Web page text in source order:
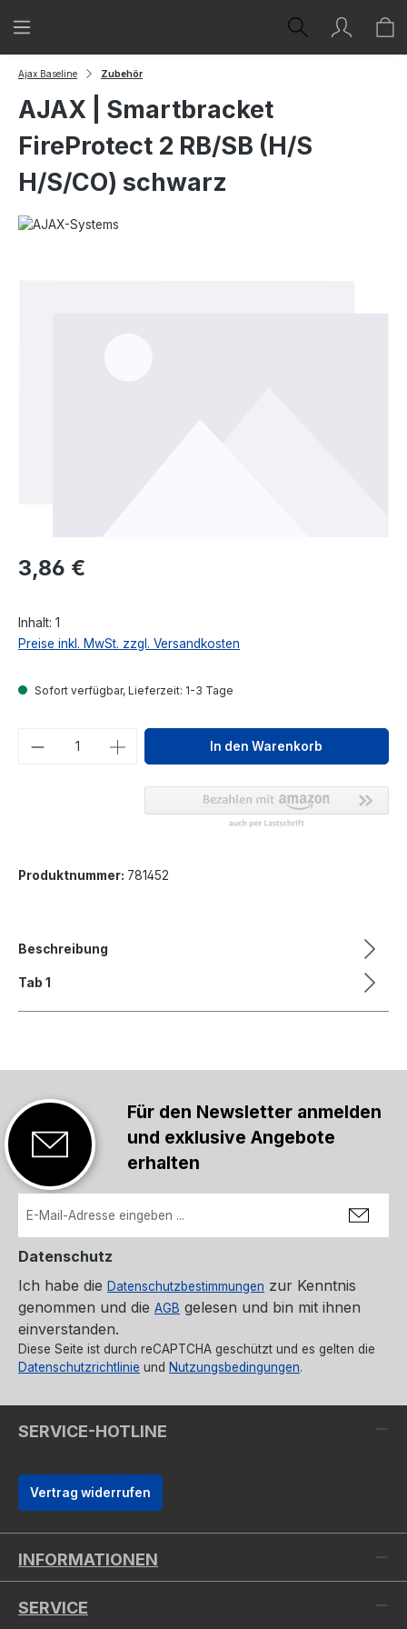
Zum Hauptinhalt springen
Ajax Baseline Zubehör
AJAX | Smartbracket
FireProtect 2 RB/SB (H/S
H/S/CO) schwarz
Regulärer Preis:
3,86 €
Inhalt: 1
Preise inkl. MwSt. zzgl. Versandkosten
Sofort verfügbar, Lieferzeit: 1-3 Tage
Produkt Anzahl: Gib denIn den Warenkorb
Produktnummer: 781452
Beschreibung
Tab 1
Für den Newsletter anmelden
und exklusive Angebote
erhalten
Datenschutz
Ich habe die Datenschutzbestimmungen zur Kenntnis
genommen und die AGB gelesen und bin mit ihnen
einverstanden.
Diese Seite ist durch reCAPTCHA geschützt und es gelten die
Datenschutzrichtlinie und Nutzungsbedingungen.
SERVICE-HOTLINE
Vertrag widerrufen
INFORMATIONEN
SERVICE